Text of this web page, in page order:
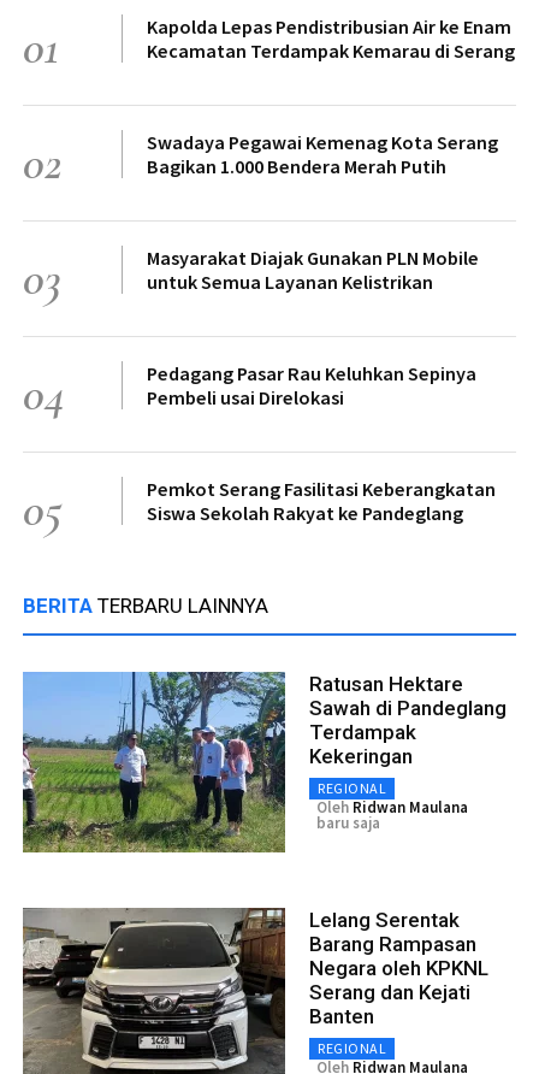
01
Kapolda Lepas Pendistribusian Air ke Enam
Kecamatan Terdampak Kemarau di Serang
02
Swadaya Pegawai Kemenag Kota Serang
Bagikan 1.000 Bendera Merah Putih
03
Masyarakat Diajak Gunakan PLN Mobile
untuk Semua Layanan Kelistrikan
04
Pedagang Pasar Rau Keluhkan Sepinya
Pembeli usai Direlokasi
05
Pemkot Serang Fasilitasi Keberangkatan
Siswa Sekolah Rakyat ke Pandeglang
BERITA TERBARU LAINNYA
Ratusan Hektare
Sawah di Pandeglang
Terdampak
Kekeringan
REGIONAL
Oleh Ridwan Maulana
baru saja
Lelang Serentak
Barang Rampasan
Negara oleh KPKNL
Serang dan Kejati
Banten
REGIONAL
Oleh Ridwan Maulana